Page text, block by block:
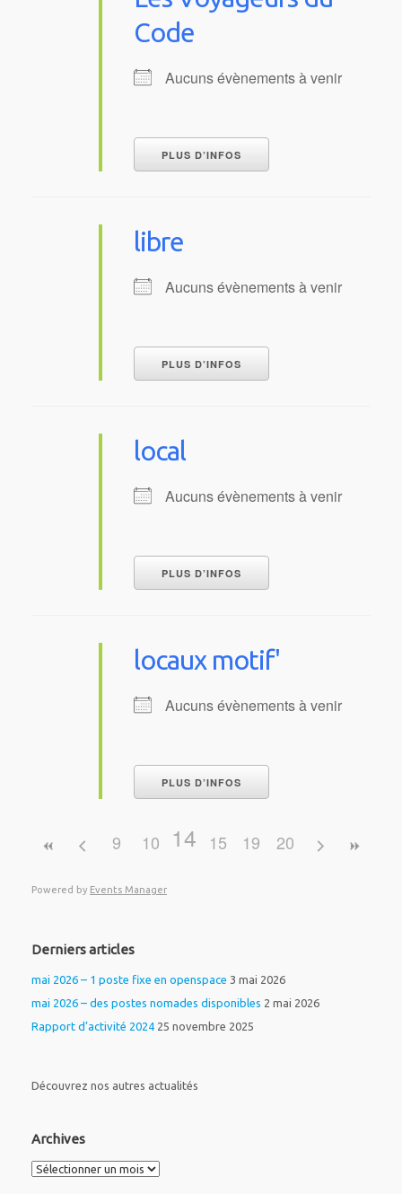
Code
Aucuns évènements à venir
PLUS D’INFOS
libre
Aucuns évènements à venir
PLUS D’INFOS
local
Aucuns évènements à venir
PLUS D’INFOS
locaux motif'
Aucuns évènements à venir
PLUS D’INFOS
9 10 11 12 13
14 15 16 17 18
19 20
Powered by Events Manager
Derniers articles
mai 2026 – 1 poste fixe en openspace 3 mai 2026
mai 2026 – des postes nomades disponibles 2 mai 2026
Rapport d’activité 2024 25 novembre 2025
Découvrez nos autres actualités
Archives
Archives